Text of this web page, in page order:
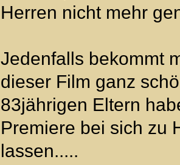
Herren nicht mehr
Jedenfalls bekommt
dieser Film ganz
83jährigen Eltern
Premiere bei sich zu
lassen.....